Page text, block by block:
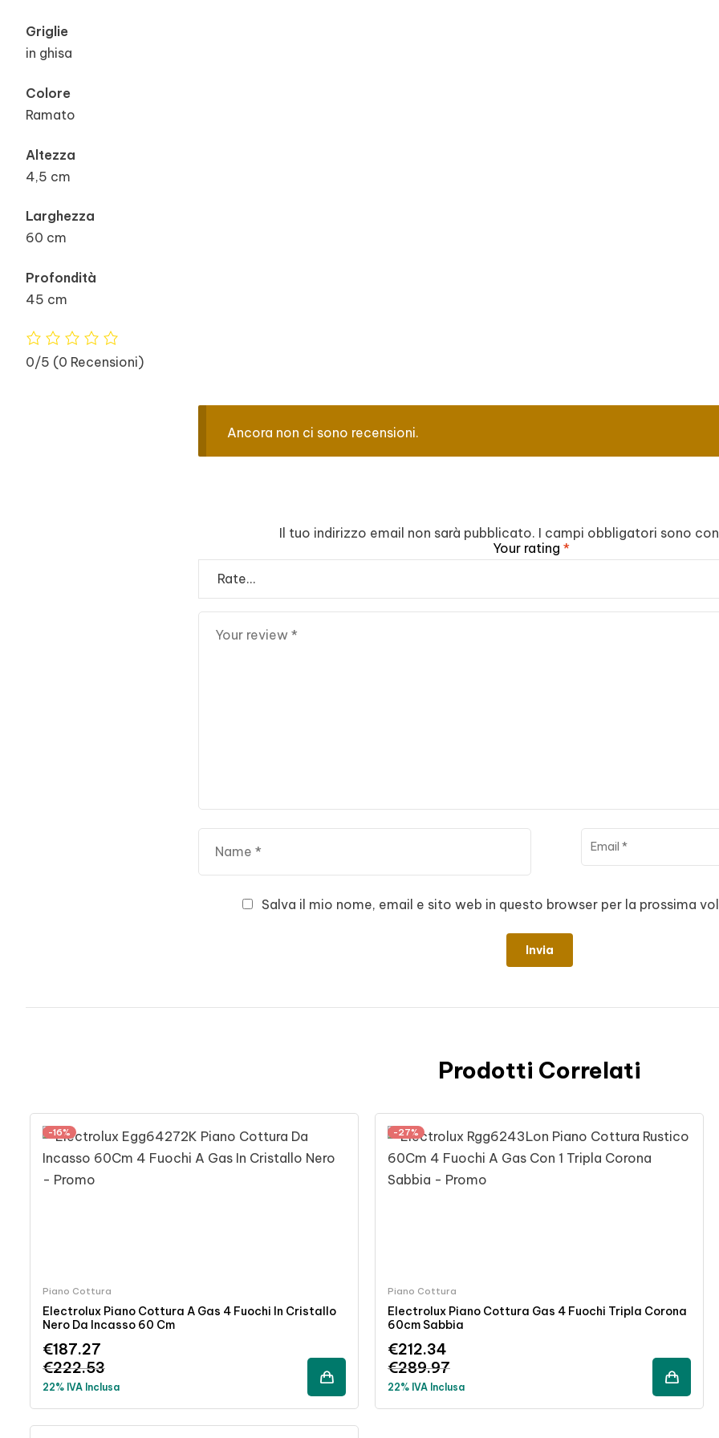
Griglie
in ghisa
Colore
Ramato
Altezza
4,5 cm
Larghezza
60 cm
Profondità
45 cm
0/5 (0 Recensioni)
Ancora non ci sono recensioni.
Il tuo indirizzo email non sarà pubblicato. I campi obbligatori sono
Your rating *
Salva il mio nome, email e sito web in questo browser per la prossima
Prodotti Correlati
-16%
Piano Cottura
Electrolux Piano Cottura A Gas 4 Fuochi In Cristallo
Nero Da Incasso 60 Cm
€222.53
€187.27
22% IVA Inclusa
-27%
Piano Cottura
Electrolux Piano Cottura Gas 4 Fuochi Tripla Corona
60cm Sabbia
€289.97
€212.34
22% IVA Inclusa